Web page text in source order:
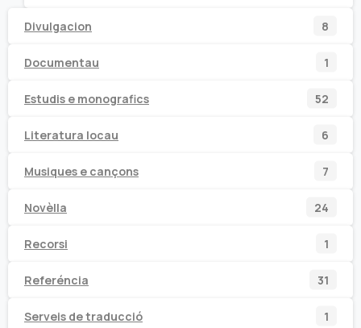
Divulgacion
8
Documentau
1
Estudis e monografics
52
Literatura locau
6
Musiques e cançons
7
Novèlla
24
Recorsi
1
Referéncia
31
Serveis de traducció
1